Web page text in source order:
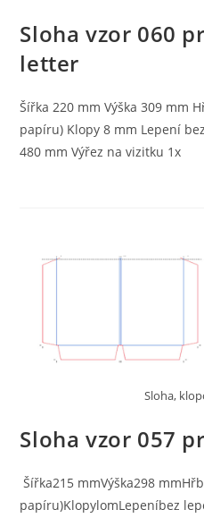
Sloha vzor 060
letter
Šířka 220 mm Výška 309 mm
papíru) Klopy 8 mm Lepení
480 mm Výřez na vizitku 1x
Sloha,
Sloha vzor 057
Šířka215 mmVýška298
papíru)KlopylomLepeníbez